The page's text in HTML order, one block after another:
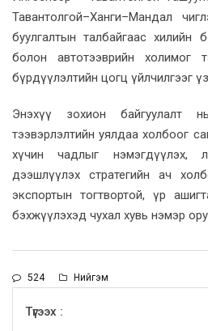
Тавантолгой–Ханги–Мандал
буулгалтын талбайгаас хилийн
болон автотээврийн холимог
бүрдүүлэлтийн цогц үйлчилгээг
Энэхүү зохион байгуулалт
тээвэрлэлтийн уялдаа холбоог
хүчин чадлыг нэмэгдүүлэх,
дээшлүүлэх стратегийн ач
экспортын тогтвортой, үр
бэхжүүлэхэд чухал хувь нэмэр
524 Нийгэм
Түгээх :